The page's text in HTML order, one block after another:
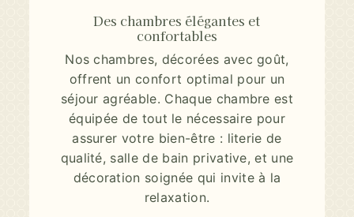
Des chambres élégantes et
confortables
Nos chambres, décorées avec goût,
offrent un confort optimal pour un
séjour agréable. Chaque chambre est
équipée de tout le nécessaire pour
assurer votre bien-être : literie de
qualité, salle de bain privative, et une
décoration soignée qui invite à la
relaxation.